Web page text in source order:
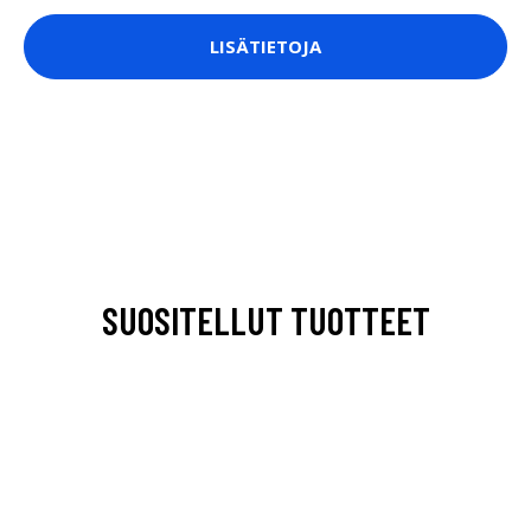
LISÄTIETOJA
SUOSITELLUT TUOTTEET